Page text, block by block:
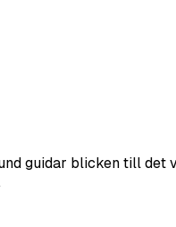
guidar blicken till det